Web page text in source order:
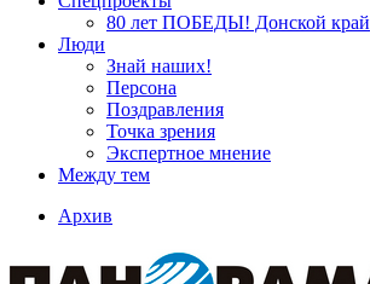
80 лет ПОБЕДЫ! Донской край
Люди
Знай наших!
Персона
Поздравления
Точка зрения
Экспертное мнение
Между тем
Архив